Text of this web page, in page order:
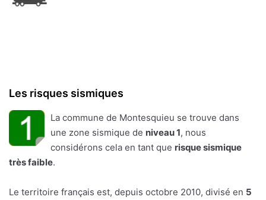
Les risques sismiques
La commune de Montesquieu se trouve dans
une zone sismique de niveau 1, nous
considérons cela en tant que risque sismique
très faible.
Le territoire français est, depuis octobre 2010, divisé en 5